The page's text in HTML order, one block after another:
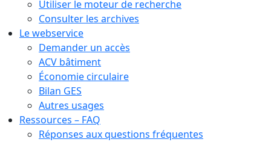
Utiliser le moteur de recherche
Consulter les archives
Le webservice
Demander un accès
ACV bâtiment
Économie circulaire
Bilan GES
Autres usages
Ressources – FAQ
Réponses aux questions fréquentes